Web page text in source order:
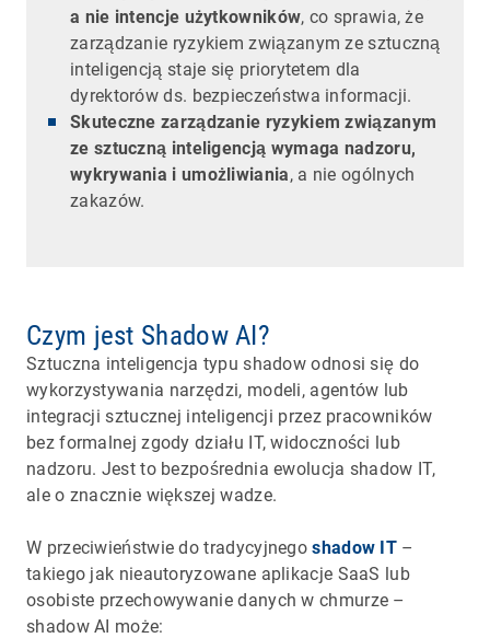
a nie intencje użytkowników, co sprawia, że
zarządzanie ryzykiem związanym ze sztuczną
inteligencją staje się priorytetem dla
dyrektorów ds. bezpieczeństwa informacji.
Skuteczne zarządzanie ryzykiem związanym
ze sztuczną inteligencją wymaga nadzoru,
wykrywania i umożliwiania, a nie ogólnych
zakazów.
Czym jest Shadow AI?
Sztuczna inteligencja typu shadow odnosi się do
wykorzystywania narzędzi, modeli, agentów lub
integracji sztucznej inteligencji przez pracowników
bez formalnej zgody działu IT, widoczności lub
nadzoru. Jest to bezpośrednia ewolucja shadow IT,
ale o znacznie większej wadze.
W przeciwieństwie do tradycyjnegoshadow IT –
takiego jak nieautoryzowane aplikacje SaaS lub
osobiste przechowywanie danych w chmurze –
shadow AI może: